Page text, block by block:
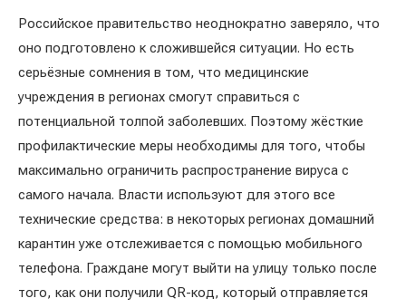
Российское правительство неоднократно заверяло, что
оно подготовлено к сложившейся ситуации. Но есть
серьёзные сомнения в том, что медицинские
учреждения в регионах смогут справиться с
потенциальной толпой заболевших. Поэтому жёсткие
профилактические меры необходимы для того, чтобы
максимально ограничить распространение вируса с
самого начала. Власти используют для этого все
технические средства: в некоторых регионах домашний
карантин уже отслеживается с помощью мобильного
телефона. Граждане могут выйти на улицу только после
того, как они получили QR-код, который отправляется